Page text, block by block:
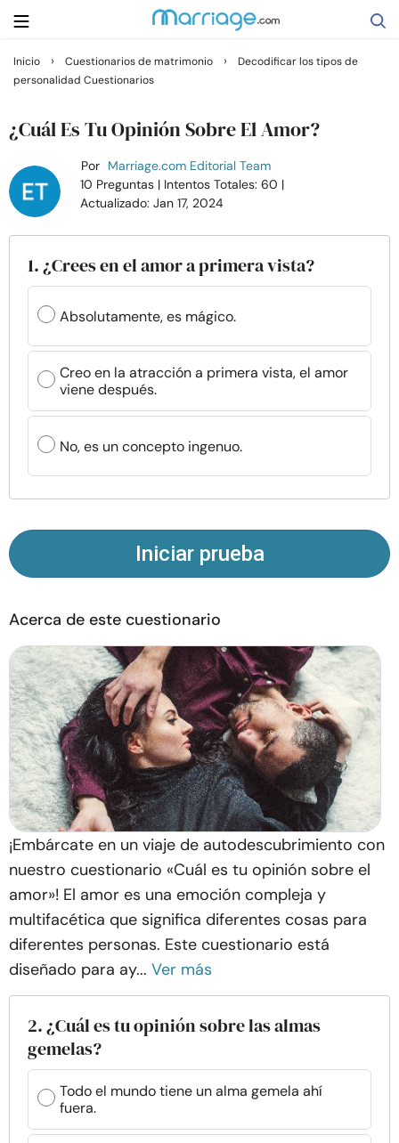
Buscar
Relaciones
Familia
Ayuda
Cursos
Recursos
Comunidad
Idioma
nosotros
© Copyright 2026. Todos los derechos reservados.
Inicio › Cuestionarios de matrimonio ›
Decodificar los tipos de
personalidad Cuestionarios
¿Cuál Es Tu Opinión Sobre El Amor?
Por Marriage.com Editorial Team
10 Preguntas | Intentos Totales: 60 |
Actualizado: Jan 17, 2024
1. ¿Crees en el amor a primera vista?
Absolutamente, es mágico.
Creo en la atracción a primera vista, el amor
viene después.
No, es un concepto ingenuo.
Iniciar prueba
Acerca de este cuestionario
¡Embárcate en un viaje de autodescubrimiento con
nuestro cuestionario «Cuál es tu opinión sobre el
amor»! El amor es una emoción compleja y
multifacética que significa diferentes cosas para
diferentes personas. Este cuestionario está
diseñado para ay... Ver más
2. ¿Cuál es tu opinión sobre las almas
gemelas?
Todo el mundo tiene un alma gemela ahí
fuera.